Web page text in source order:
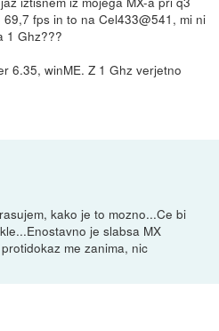
fps in to na Cel433@541, mi ni
1 Ghz???
6.35, winME. Z 1 Ghz verjetno
kako je to mozno...Ce bi
je slabsa MX
me zanima, nic